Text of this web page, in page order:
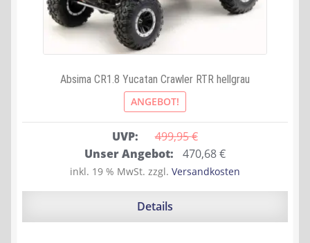
Absima CR1.8 Yucatan Crawler RTR hellgrau
ANGEBOT!
UVP: 499,95 €
Ursprünglicher
Preis
war:
Unser Angebot: 470,68€Aktueller
Preis
ist:
inkl. 19 % MwSt. zzgl. Versandkosten
Details